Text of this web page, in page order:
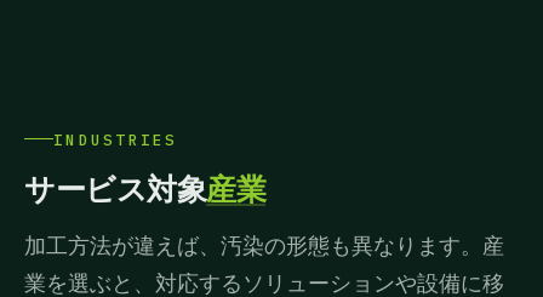
INDUSTRIES
サービス対象産業
加工方法が違えば、汚染の形態も異なります。産
業を選ぶと、対応するソリューションや設備に移